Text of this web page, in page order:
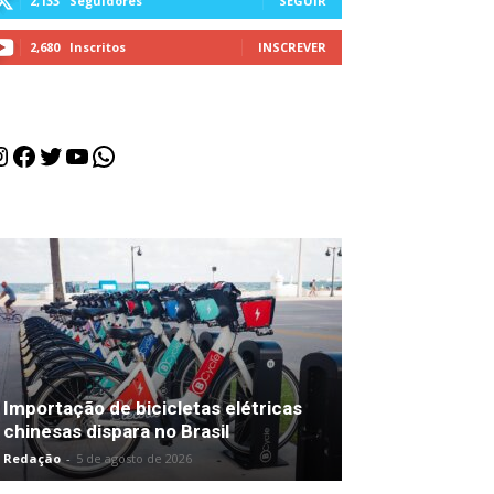
2,680 Inscritos INSCREVER
Facebook
Twitter
Youtube
WhatsApp
Importação de bicicletas elétricas
chinesas dispara no Brasil
Redação - 5 de agosto de 2026